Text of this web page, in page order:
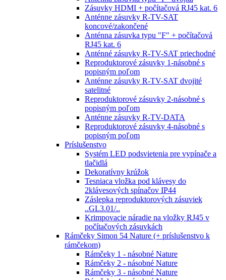
Zásuvky HDMI + počítačová RJ45 kat. 6
Anténne zásuvky R-TV-SAT
koncové/zakončené
Anténna zásuvka typu "F" + počítačová
RJ45 kat. 6
Anténné zásuvky R-TV-SAT priechodné
Reproduktorové zásuvky 1-násobné s
popisným poľom
Anténne zásuvky R-TV-SAT dvojité
satelitné
Reproduktorové zásuvky 2-násobné s
popisným poľom
Anténne zásuvky R-TV-DATA
Reproduktorové zásuvky 4-násobné s
popisným poľom
Príslušenstvo
Systém LED podsvietenia pre vypínače a
tlačidlá
Dekoratívny krúžok
Tesniaca vložka pod klávesy do
2klávesových spínačov IP44
Záslepka reproduktorových zásuviek
..GL3.01/..
Krimpovacie náradie na vložky RJ45 v
počítačových zásuvkách
Rámčeky Simon 54 Nature (+ príslušenstvo k
rámčekom)
Rámčeky 1 - násobné Nature
Rámčeky 2 - násobné Nature
Rámčeky 3 - násobné Nature